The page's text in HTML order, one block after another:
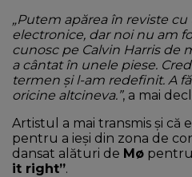
„Putem apărea în reviste
electronice, dar noi nu am
cunosc pe Calvin Harris de
a cântat în unele piese.
termen și l-am redefinit. A
oricine altcineva.”, a mai
Artistul a mai transmis și că
pentru a ieși din zona de
dansat alături de Mø
it right”.